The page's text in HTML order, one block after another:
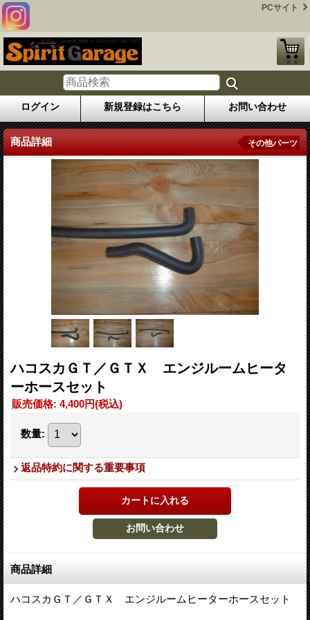
PCサイト
ログイン 新規登録はこちら お問い合わせ
商品詳細 その他パーツ
ハコスカＧＴ／ＧＴＸ エンジルームヒータ
ーホースセット
販売価格: 4,400円(税込)
数量:
返品特約に関する重要事項
商品詳細
ハコスカＧＴ／ＧＴＸ エンジルームヒーターホースセット